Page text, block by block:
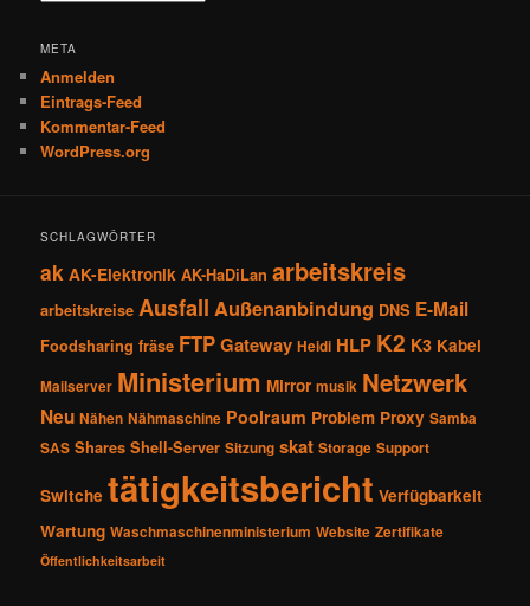
META
Anmelden
Eintrags-Feed
Kommentar-Feed
WordPress.org
SCHLAGWÖRTER
ak AK-Elektronik AK-HaDiLan arbeitskreis
arbeitskreise Ausfall Außenanbindung DNS E-Mail
Foodsharing fräse FTPGateway Heidi HLP K2 K3 Kabel
Mailserver Ministerium Mirror musik Netzwerk
Neu Nähen Nähmaschine Poolraum Problem Proxy Samba
SAS Shares Shell-Server Sitzung skat Storage Support
Switche tätigkeitsbericht Verfügbarkeit
Wartung Waschmaschinenministerium Website Zertifikate
Öffentlichkeitsarbeit